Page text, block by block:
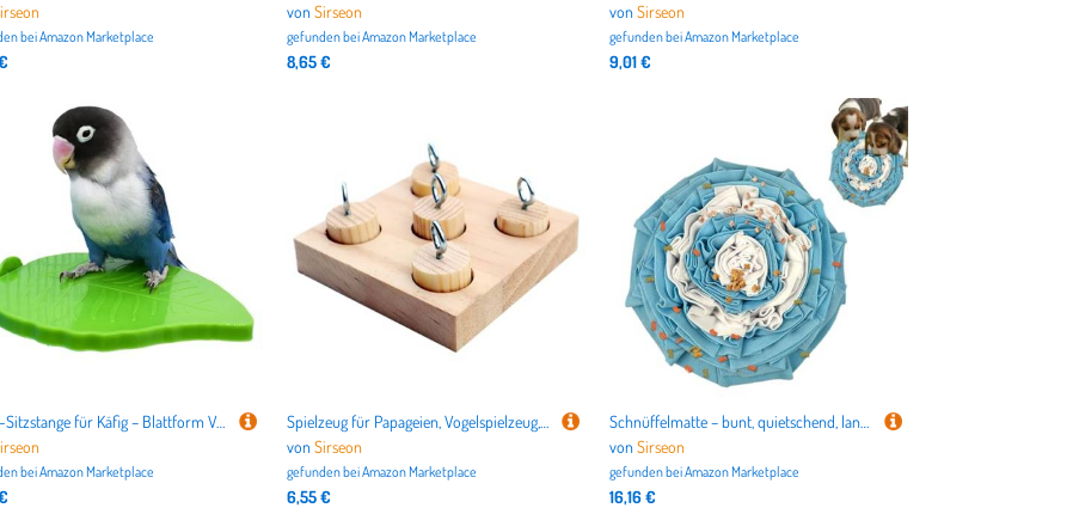
beiAmazon Marketplace
vonSirseon
gefunden beiAmazon Marketplace
8,65 €
vonSirseon
gefunden beiAmazon Marketplace
9,01 €
Vogel-Sitzstange für Käfig – Blattform Vogelständer für Papageien – Haustierzubehör, Übungsspielstange für Aras, Spatzen, Sittiche, Wellensittiche, Nymphensittiche
beiAmazon Marketplace
Spielzeug für Papageien, Vogelspielzeug,Shotet Puzzle Peg Toy Wood - Parrot Stress Relief -Spielwerkzeug für Lovebirds -Wellensittiche, Vogeltrainingsgerät
vonSirseon
gefunden beiAmazon Marketplace
6,55 €
Schnüffelmatte – bunt, quietschend, langsamer Futterspender für Hunde, Tierfutter, auslaufender Zahnspielzeugspender für Wohnzimmer, Garten, Grasland
vonSirseon
gefunden beiAmazon Marketplace
16,16 €